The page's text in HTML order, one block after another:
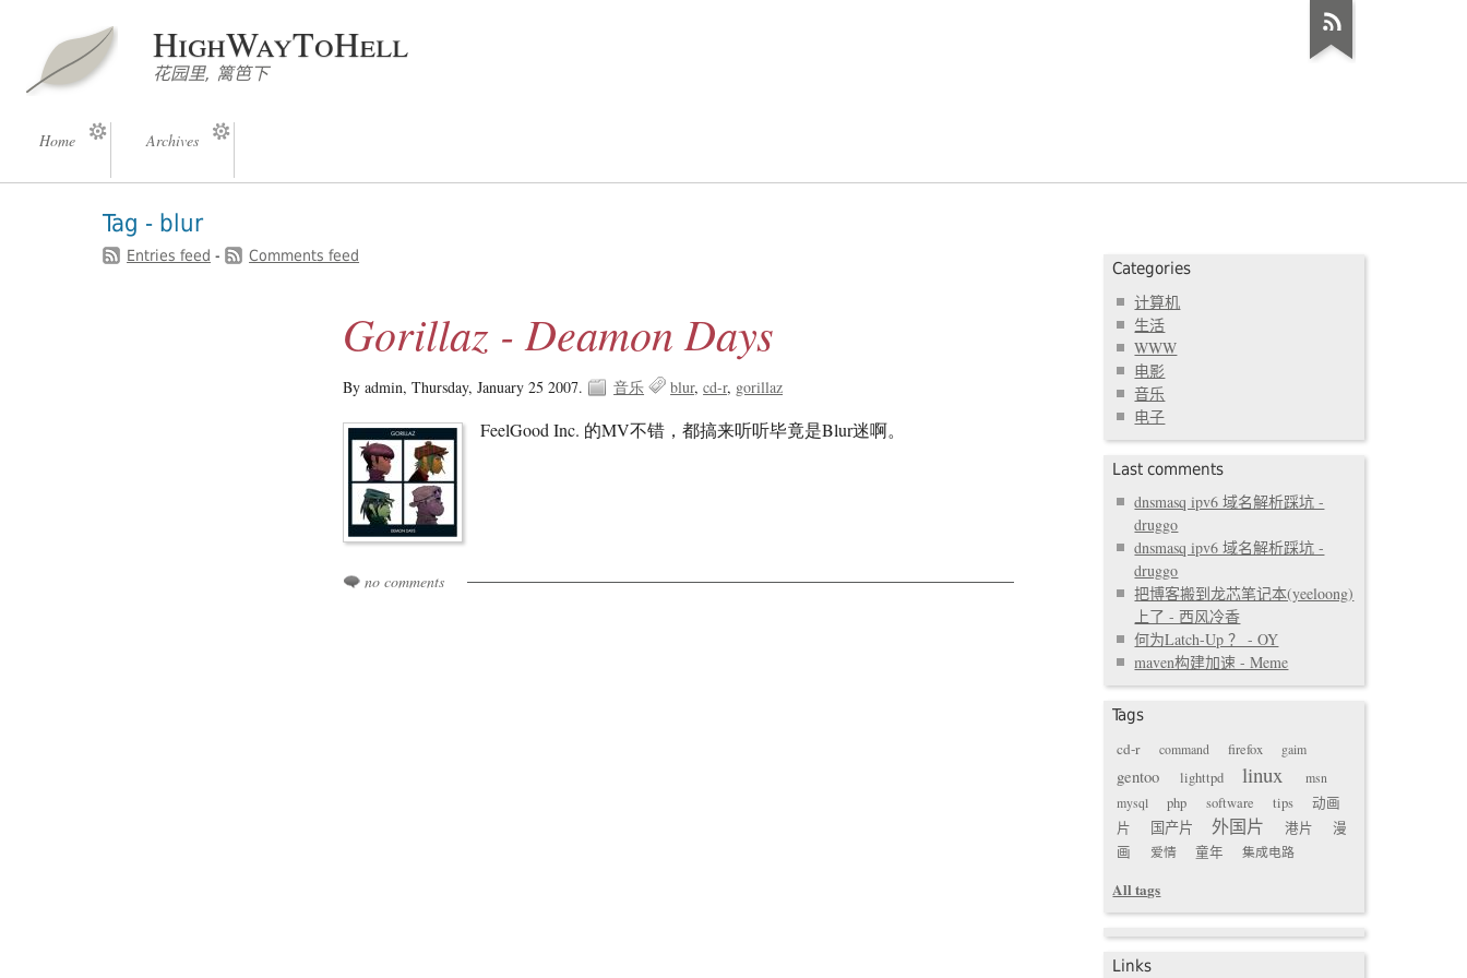
HighWayToHell
花园里, 篱笆下
Home Archives
Tag - blur
Entries feed - Comments feed
Gorillaz - Deamon Days
By admin,Thursday, January 25 2007. 音乐 blur cd-r gorillaz
FeelGood Inc. 的MV不错，都搞来听听毕竟是Blur迷啊。
no comments
Categories
计算机
生活
WWW
电影
音乐
电子
Last comments
dnsmasq ipv6 域名解析踩坑 -
druggo
dnsmasq ipv6 域名解析踩坑 -
druggo
把博客搬到龙芯笔记本(yeeloong)
上了 - 西风冷香
何为Latch-Up ？ - OY
maven构建加速 - Meme
Tags
cd-r
command firefox gaim
gentoo lighttpd linux
msn
mysql
php software tips
动画
片
国产片 外国片 港片
漫
画
爱情 童年 集成电路
All tags
Links